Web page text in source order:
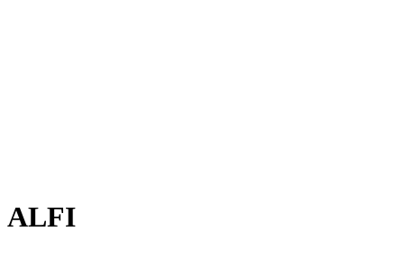
ALFI